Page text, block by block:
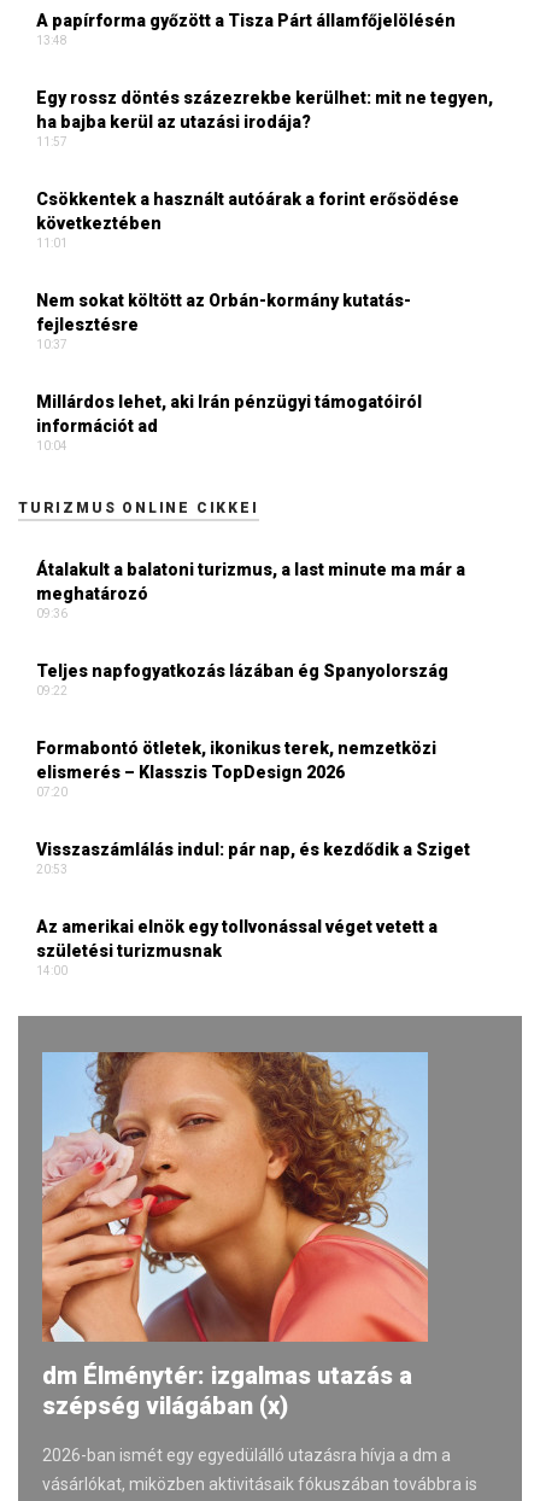
A papírforma győzött a Tisza Párt államfőjelölésén
13:48
Egy rossz döntés százezrekbe kerülhet: mit ne tegyen,
ha bajba kerül az utazási irodája?
11:57
Csökkentek a használt autóárak a forint erősödése
következtében
11:01
Nem sokat költött az Orbán-kormány kutatás-
fejlesztésre
10:37
Millárdos lehet, aki Irán pénzügyi támogatóiról
információt ad
10:04
TURIZMUS ONLINE CIKKEI
Átalakult a balatoni turizmus, a last minute ma már a
meghatározó
09:36
Teljes napfogyatkozás lázában ég Spanyolország
09:22
Formabontó ötletek, ikonikus terek, nemzetközi
elismerés – Klasszis TopDesign 2026
07:20
Visszaszámlálás indul: pár nap, és kezdődik a Sziget
20:53
Az amerikai elnök egy tollvonással véget vetett a
születési turizmusnak
14:00
dm Élménytér: izgalmas utazás a
szépség világában (x)
2026-ban ismét egy egyedülálló utazásra hívja a dm a
vásárlókat, miközben aktivitásaik fókuszában továbbra is